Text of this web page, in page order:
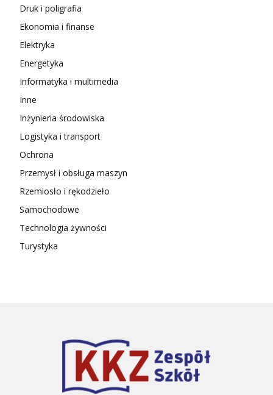
Druk i poligrafia
Ekonomia i finanse
Elektryka
Energetyka
Informatyka i multimedia
Inne
Inżynieria środowiska
Logistyka i transport
Ochrona
Przemysł i obsługa maszyn
Rzemiosło i rękodzieło
Samochodowe
Technologia żywności
Turystyka